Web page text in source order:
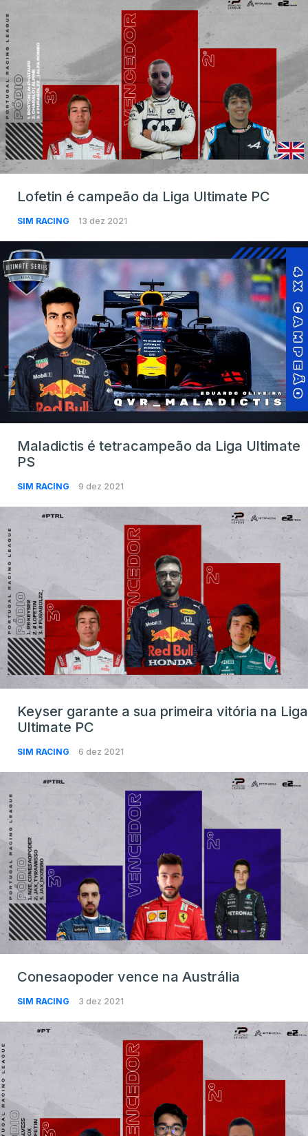
Lofetin é campeão da Liga Ultimate PC
SIM RACING 13 dez 2021
Maladictis é tetracampeão da Liga Ultimate
PS
SIM RACING 9 dez 2021
Keyser garante a sua primeira vitória na Liga
Ultimate PC
SIM RACING 6 dez 2021
Conesaopoder vence na Austrália
SIM RACING 3 dez 2021